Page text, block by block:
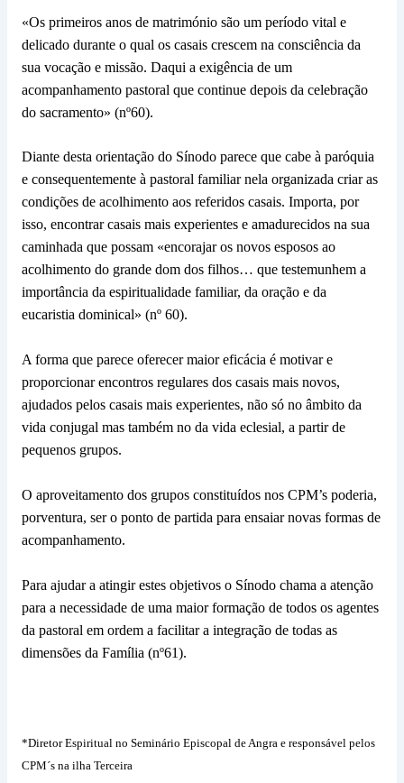
«Os primeiros anos de matrimónio são um período vital e
delicado durante o qual os casais crescem na consciência da
sua vocação e missão. Daqui a exigência de um
acompanhamento pastoral que continue depois da celebração
do sacramento» (nº60).
Diante desta orientação do Sínodo parece que cabe à paróquia
e consequentemente à pastoral familiar nela organizada criar as
condições de acolhimento aos referidos casais. Importa, por
isso, encontrar casais mais experientes e amadurecidos na sua
caminhada que possam «encorajar os novos esposos ao
acolhimento do grande dom dos filhos… que testemunhem a
importância da espiritualidade familiar, da oração e da
eucaristia dominical» (nº 60).
A forma que parece oferecer maior eficácia é motivar e
proporcionar encontros regulares dos casais mais novos,
ajudados pelos casais mais experientes, não só no âmbito da
vida conjugal mas também no da vida eclesial, a partir de
pequenos grupos.
O aproveitamento dos grupos constituídos nos CPM’s poderia,
porventura, ser o ponto de partida para ensaiar novas formas de
acompanhamento.
Para ajudar a atingir estes objetivos o Sínodo chama a atenção
para a necessidade de uma maior formação de todos os agentes
da pastoral em ordem a facilitar a integração de todas as
dimensões da Família (nº61).
*Diretor Espiritual no Seminário Episcopal de Angra e responsável pelos
CPM´s na ilha Terceira